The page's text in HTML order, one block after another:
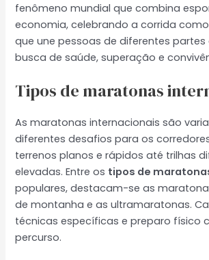
fenômeno mundial que combina
economia, celebrando a corrida
que une pessoas de diferentes
busca de saúde, superação e
Tipos de maratonas
As maratonas internacionais são
diferentes desafios para os
terrenos planos e rápidos até trilhas
elevadas. Entre os tipos de
populares, destacam-se as
de montanha e as ultramaratonas.
técnicas específicas e preparo físico
percurso.